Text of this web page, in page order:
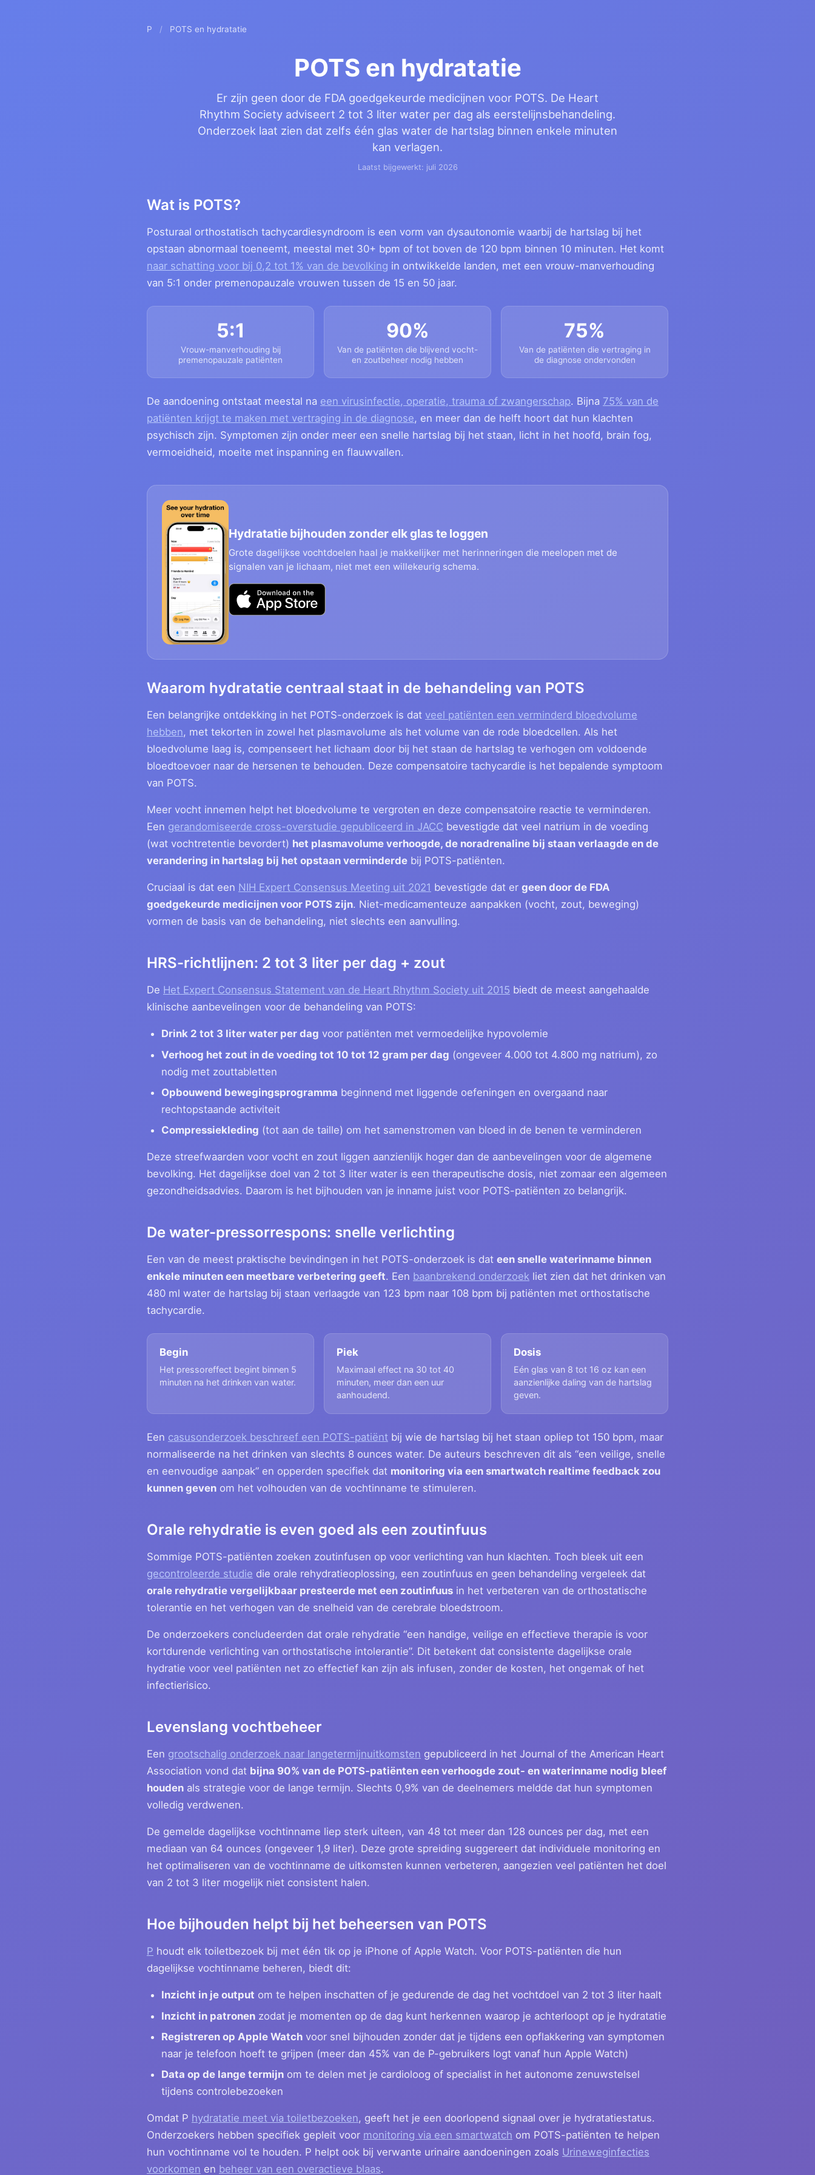
P / POTS en hydratatie
POTS en hydratatie
Er zijn geen door de FDA goedgekeurde medicijnen voor POTS. De Heart
Rhythm Society adviseert 2 tot 3 liter water per dag als eerstelijnsbehandeling.
Onderzoek laat zien dat zelfs één glas water de hartslag binnen enkele minuten
kan verlagen.
Laatst bijgewerkt: juli 2026
Wat is POTS?
Posturaal orthostatisch tachycardiesyndroom is een vorm van dysautonomie waarbij de hartslag bij het
opstaan abnormaal toeneemt, meestal met 30+ bpm of tot boven de 120 bpm binnen 10 minuten. Het komt
naar schatting voor bij 0,2 tot 1% van de bevolking in ontwikkelde landen, met een vrouw-manverhouding
van 5:1 onder premenopauzale vrouwen tussen de 15 en 50 jaar.
5:1
Vrouw-manverhouding bij
premenopauzale patiënten
90%
Van de patiënten die blijvend vocht-
en zoutbeheer nodig hebben
75%
Van de patiënten die vertraging in
de diagnose ondervonden
De aandoening ontstaat meestal na een virusinfectie, operatie, trauma of zwangerschap. Bijna 75% van de
patiënten krijgt te maken met vertraging in de diagnose, en meer dan de helft hoort dat hun klachten
psychisch zijn. Symptomen zijn onder meer een snelle hartslag bij het staan, licht in het hoofd, brain fog,
vermoeidheid, moeite met inspanning en flauwvallen.
Hydratatie bijhouden zonder elk glas te loggen
Grote dagelijkse vochtdoelen haal je makkelijker met herinneringen die meelopen met de
signalen van je lichaam, niet met een willekeurig schema.
Waarom hydratatie centraal staat in de behandeling van POTS
Een belangrijke ontdekking in het POTS-onderzoek is dat veel patiënten een verminderd bloedvolume
hebben, met tekorten in zowel het plasmavolume als het volume van de rode bloedcellen. Als het
bloedvolume laag is, compenseert het lichaam door bij het staan de hartslag te verhogen om voldoende
bloedtoevoer naar de hersenen te behouden. Deze compensatoire tachycardie is het bepalende symptoom
van POTS.
Meer vocht innemen helpt het bloedvolume te vergroten en deze compensatoire reactie te verminderen.
Een gerandomiseerde cross-overstudie gepubliceerd in JACC bevestigde dat veel natrium in de voeding
(wat vochtretentie bevordert) het plasmavolume verhoogde, de noradrenaline bij staan verlaagde en de
verandering in hartslag bij het opstaan verminderde bij POTS-patiënten.
Cruciaal is dat een NIH Expert Consensus Meeting uit 2021 bevestigde dat er geen door de FDA
goedgekeurde medicijnen voor POTS zijn. Niet-medicamenteuze aanpakken (vocht, zout, beweging)
vormen de basis van de behandeling, niet slechts een aanvulling.
HRS-richtlijnen: 2 tot 3 liter per dag + zout
De Het Expert Consensus Statement van de Heart Rhythm Society uit 2015 biedt de meest aangehaalde
klinische aanbevelingen voor de behandeling van POTS:
Drink 2 tot 3 liter water per dag voor patiënten met vermoedelijke hypovolemie
Verhoog het zout in de voeding tot 10 tot 12 gram per dag (ongeveer 4.000 tot 4.800 mg natrium), zo
nodig met zouttabletten
Opbouwend bewegingsprogramma beginnend met liggende oefeningen en overgaand naar
rechtopstaande activiteit
Compressiekleding (tot aan de taille) om het samenstromen van bloed in de benen te verminderen
Deze streefwaarden voor vocht en zout liggen aanzienlijk hoger dan de aanbevelingen voor de algemene
bevolking. Het dagelijkse doel van 2 tot 3 liter water is een therapeutische dosis, niet zomaar een algemeen
gezondheidsadvies. Daarom is het bijhouden van je inname juist voor POTS-patiënten zo belangrijk.
De water-pressorrespons: snelle verlichting
Een van de meest praktische bevindingen in het POTS-onderzoek is dat een snelle waterinname binnen
enkele minuten een meetbare verbetering geeft. Een baanbrekend onderzoek liet zien dat het drinken van
480 ml water de hartslag bij staan verlaagde van 123 bpm naar 108 bpm bij patiënten met orthostatische
tachycardie.
Begin
Het pressoreffect begint binnen 5
minuten na het drinken van water.
Piek
Maximaal effect na 30 tot 40
minuten, meer dan een uur
aanhoudend.
Dosis
Eén glas van 8 tot 16 oz kan een
aanzienlijke daling van de hartslag
geven.
Een casusonderzoek beschreef een POTS-patiënt bij wie de hartslag bij het staan opliep tot 150 bpm, maar
normaliseerde na het drinken van slechts 8 ounces water. De auteurs beschreven dit als “een veilige, snelle
en eenvoudige aanpak” en opperden specifiek dat monitoring via een smartwatch realtime feedback zou
kunnen geven om het volhouden van de vochtinname te stimuleren.
Orale rehydratie is even goed als een zoutinfuus
Sommige POTS-patiënten zoeken zoutinfusen op voor verlichting van hun klachten. Toch bleek uit een
gecontroleerde studie die orale rehydratieoplossing, een zoutinfuus en geen behandeling vergeleek dat
orale rehydratie vergelijkbaar presteerde met een zoutinfuus in het verbeteren van de orthostatische
tolerantie en het verhogen van de snelheid van de cerebrale bloedstroom.
De onderzoekers concludeerden dat orale rehydratie “een handige, veilige en effectieve therapie is voor
kortdurende verlichting van orthostatische intolerantie”. Dit betekent dat consistente dagelijkse orale
hydratie voor veel patiënten net zo effectief kan zijn als infusen, zonder de kosten, het ongemak of het
infectierisico.
Levenslang vochtbeheer
Een grootschalig onderzoek naar langetermijnuitkomsten gepubliceerd in het Journal of the American Heart
Association vond dat bijna 90% van de POTS-patiënten een verhoogde zout- en waterinname nodig bleef
houden als strategie voor de lange termijn. Slechts 0,9% van de deelnemers meldde dat hun symptomen
volledig verdwenen.
De gemelde dagelijkse vochtinname liep sterk uiteen, van 48 tot meer dan 128 ounces per dag, met een
mediaan van 64 ounces (ongeveer 1,9 liter). Deze grote spreiding suggereert dat individuele monitoring en
het optimaliseren van de vochtinname de uitkomsten kunnen verbeteren, aangezien veel patiënten het doel
van 2 tot 3 liter mogelijk niet consistent halen.
Hoe bijhouden helpt bij het beheersen van POTS
P houdt elk toiletbezoek bij met één tik op je iPhone of Apple Watch. Voor POTS-patiënten die hun
dagelijkse vochtinname beheren, biedt dit:
Inzicht in je output om te helpen inschatten of je gedurende de dag het vochtdoel van 2 tot 3 liter haalt
Inzicht in patronen zodat je momenten op de dag kunt herkennen waarop je achterloopt op je hydratatie
Registreren op Apple Watch voor snel bijhouden zonder dat je tijdens een opflakkering van symptomen
naar je telefoon hoeft te grijpen (meer dan 45% van de P-gebruikers logt vanaf hun Apple Watch)
Data op de lange termijn om te delen met je cardioloog of specialist in het autonome zenuwstelsel
tijdens controlebezoeken
Omdat P hydratatie meet via toiletbezoeken, geeft het je een doorlopend signaal over je hydratatiestatus.
Onderzoekers hebben specifiek gepleit voor monitoring via een smartwatch om POTS-patiënten te helpen
hun vochtinname vol te houden. P helpt ook bij verwante urinaire aandoeningen zoals Urineweginfecties
voorkomen en beheer van een overactieve blaas.